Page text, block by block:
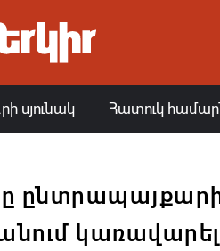
սյունակ Հատուկ